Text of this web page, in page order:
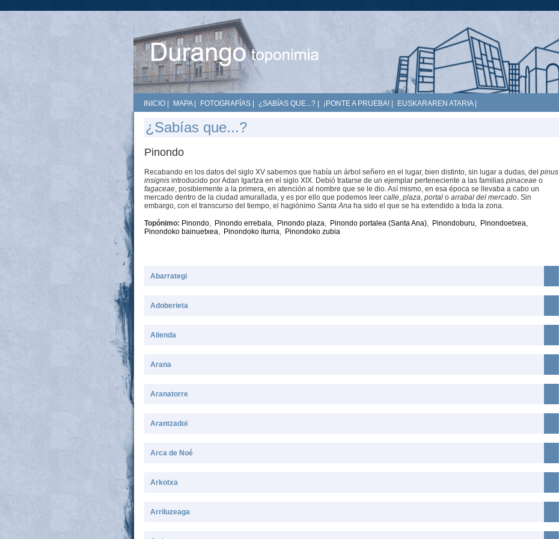
INICIO MAPA| FOTOGRAFÍAS ¿SABÍAS QUE...? ¡PONTE A PRUEBA! EUSKARAREN ATARIA|
¿Sabías que...?
Pinondo
Recabando en los datos del siglo XV sabemos que había un árbol señero en el lugar, bien distinto, sin lugar a dudas, del pinus
insignis introducido por Adan Igartza en el siglo XIX. Debió tratarse de un ejemplar perteneciente a las familias pinaceae o
fagaceae, posiblemente a la primera, en atención al nombre que se le dio. Así mismo, en esa época se llevaba a cabo un
mercado dentro de la ciudad amurallada, y es por ello que podemos leer calle, plaza, portal o arrabal del mercado. Sin
embargo, con el transcurso del tiempo, el hagiónimo Santa Ana ha sido el que se ha extendido a toda la zona.
Topónimo: Pinondo, Pinondo errebala, Pinondo plaza, Pinondo portalea (Santa Ana), Pinondoburu, Pinondoetxea,
Pinondoko bainuetxea, Pinondoko iturria, Pinondoko zubia
Abarrategi
Adoberieta
Alienda
Arana
Aranatorre
Arantzadoi
Arca de Noé
Arkotxa
Arriluzeaga